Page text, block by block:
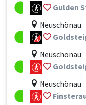
Gulden
Neuschönau
Neuschönau
Neuschönau